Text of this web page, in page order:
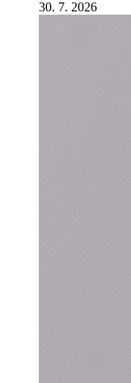
30. 7. 2026